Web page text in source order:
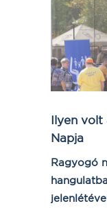
Ilyen volt
Napja
Ragyogó